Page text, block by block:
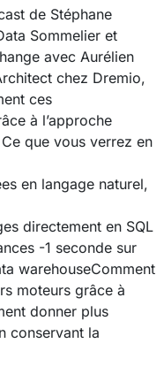
de Stéphane
Sommelier et
avec Aurélien
chez Dremio,
ces
à l’approche
que vous verrez en
en langage naturel,
directement en SQL
-1 seconde sur
warehouseComment
moteurs grâce à
donner plus
conservant la